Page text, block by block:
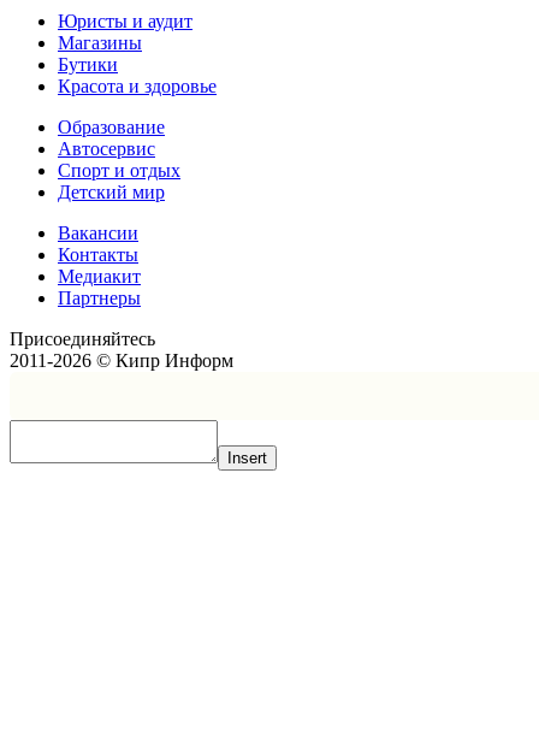
Юристы и аудит
Магазины
Бутики
Красота и здоровье
Образование
Автосервис
Спорт и отдых
Детский мир
Вакансии
Контакты
Медиакит
Партнеры
Присоединяйтесь
2011-2026 © Кипр Информ
Insert